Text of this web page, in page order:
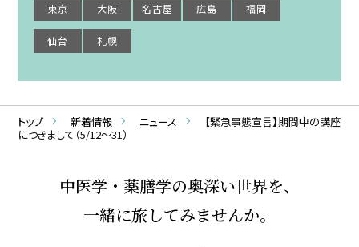
東京 大阪 名古屋 広島 福岡
仙台 札幌
トップ 新着情報 ニュース
【緊急事態宣言】期間中の講座
につきまして（5/12～31）
中医学・薬膳学の奥深い世界を、
一緒に旅してみませんか。